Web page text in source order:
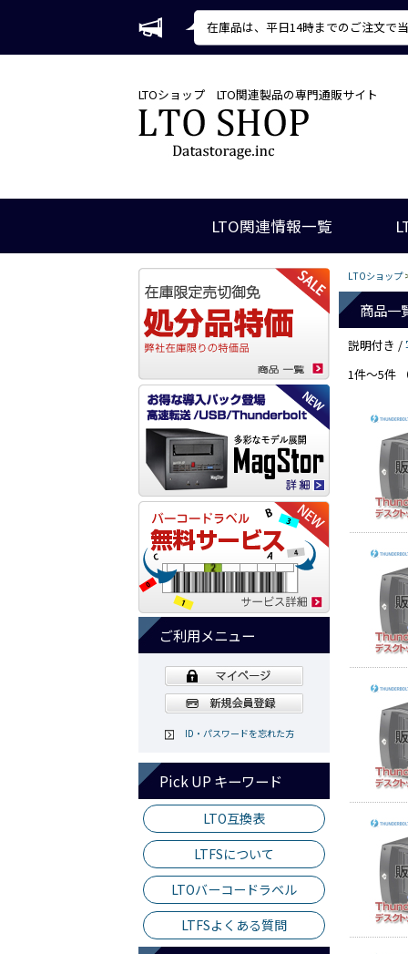
在庫品は、平日14時までのご注文で
LTOショップ LTO関連製品の専門通販サイト
LTO関連情報一覧
ご利用メニュー
ID・パスワードを忘れた方
Pick UP キーワード
LTO互換表
LTFSについて
LTOバーコードラベル
LTFSよくある質問
LTOショップ
商品一
説明付き /
1件～5件